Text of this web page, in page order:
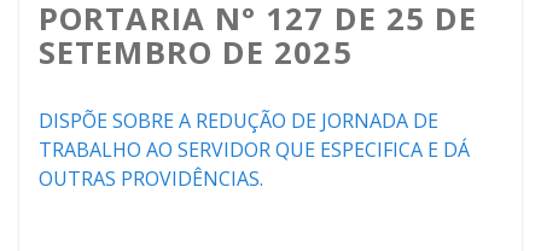
PORTARIA N° 127 DE 25 DE
SETEMBRO DE 2025
DISPÕE SOBRE A REDUÇÃO DE JORNADA DE
TRABALHO AO SERVIDOR QUE ESPECIFICA E DÁ
OUTRAS PROVIDÊNCIAS.